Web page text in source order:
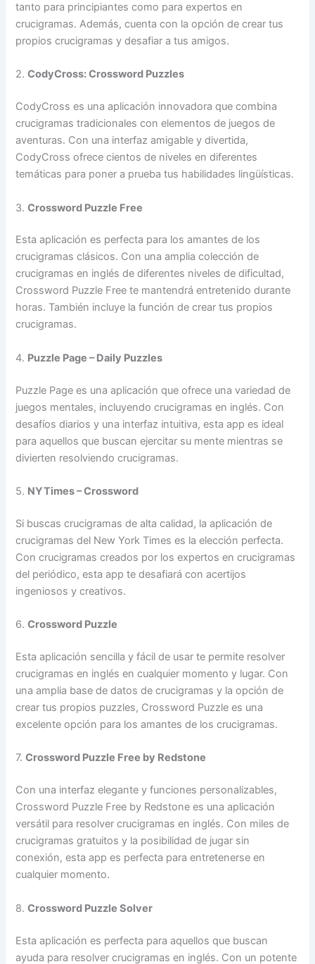
tanto para principiantes como para expertos en
crucigramas. Además, cuenta con la opción de crear tus
propios crucigramas y desafiar a tus amigos.
2.CodyCross: Crossword Puzzles
CodyCross es una aplicación innovadora que combina
crucigramas tradicionales con elementos de juegos de
aventuras. Con una interfaz amigable y divertida,
CodyCross ofrece cientos de niveles en diferentes
temáticas para poner a prueba tus habilidades lingüísticas.
3.Crossword Puzzle Free
Esta aplicación es perfecta para los amantes de los
crucigramas clásicos. Con una amplia colección de
crucigramas en inglés de diferentes niveles de dificultad,
Crossword Puzzle Free te mantendrá entretenido durante
horas. También incluye la función de crear tus propios
crucigramas.
4. Puzzle Page – Daily Puzzles
Puzzle Page es una aplicación que ofrece una variedad de
juegos mentales, incluyendo crucigramas en inglés. Con
desafíos diarios y una interfaz intuitiva, esta app es ideal
para aquellos que buscan ejercitar su mente mientras se
divierten resolviendo crucigramas.
5. NYTimes – Crossword
Si buscas crucigramas de alta calidad, la aplicación de
crucigramas del New York Times es la elección perfecta.
Con crucigramas creados por los expertos en crucigramas
del periódico, esta app te desafiará con acertijos
ingeniosos y creativos.
6.Crossword Puzzle
Esta aplicación sencilla y fácil de usar te permite resolver
crucigramas en inglés en cualquier momento y lugar. Con
una amplia base de datos de crucigramas y la opción de
crear tus propios puzzles, Crossword Puzzle es una
excelente opción para los amantes de los crucigramas.
7.Crossword Puzzle Free by Redstone
Con una interfaz elegante y funciones personalizables,
Crossword Puzzle Free by Redstone es una aplicación
versátil para resolver crucigramas en inglés. Con miles de
crucigramas gratuitos y la posibilidad de jugar sin
conexión, esta app es perfecta para entretenerse en
cualquier momento.
8.Crossword Puzzle Solver
Esta aplicación es perfecta para aquellos que buscan
ayuda para resolver crucigramas en inglés. Con un potente